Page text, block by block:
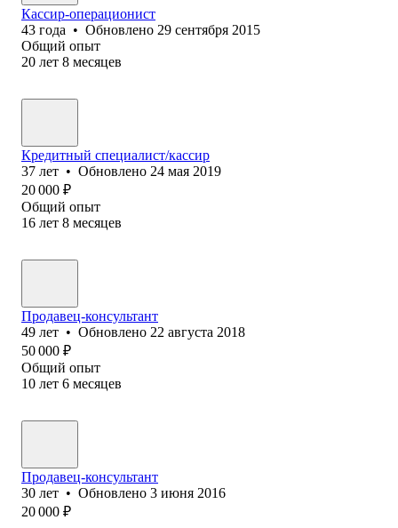
Кассир-операционист
43 года • Обновлено 29 сентября 2015
Общий опыт
20 лет 8 месяцев
Кредитный специалист/кассир
37 лет • Обновлено 24 мая 2019
20 000 ₽
Общий опыт
16 лет 8 месяцев
Продавец-консультант
49 лет • Обновлено 22 августа 2018
50 000 ₽
Общий опыт
10 лет 6 месяцев
Продавец-консультант
30 лет • Обновлено 3 июня 2016
20 000 ₽